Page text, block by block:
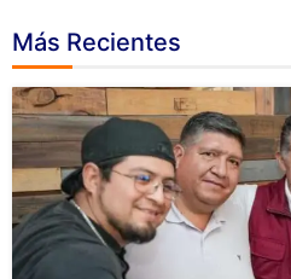
Más Recientes